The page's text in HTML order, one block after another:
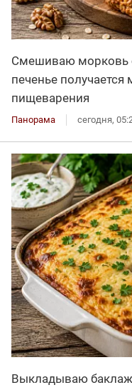
Смешиваю морковь
печенье
пищеварения
Панорама сегодня,
Выкладываю